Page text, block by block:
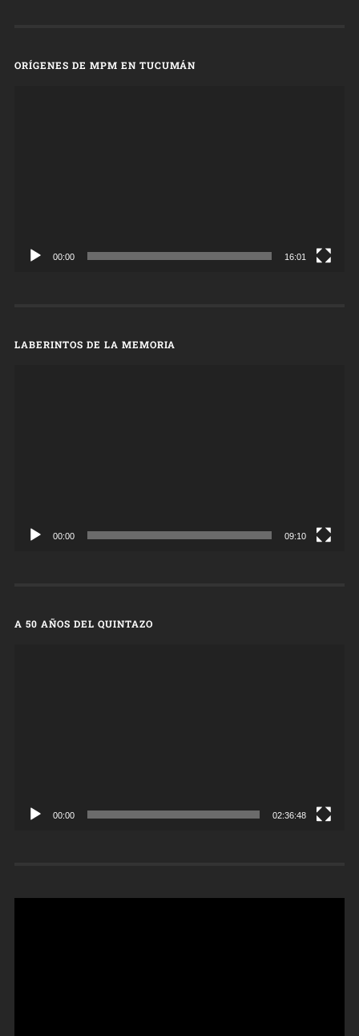
ORÍGENES DE MPM EN TUCUMÁN
00:00 16:01
LABERINTOS DE LA MEMORIA
00:00 09:10
A 50 AÑOS DEL QUINTAZO
00:00 02:36:48